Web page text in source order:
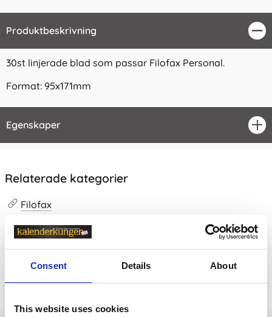
Consent Details About
This website uses cookies
Produktbeskrivning
30st linjerade blad som passar Filofax Personal.
Format: 95x171mm
Egenskaper
Relaterade kategorier
Filofax
Filofax /Filofax Personal
Prishistorik